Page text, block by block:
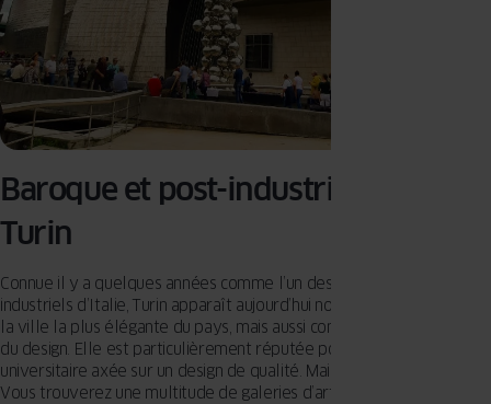
Baroque et post-industrialisme –
Turin
Connue il y a quelques années comme l’un des principaux centres
industriels d’Italie, Turin apparaît aujourd’hui non seulement comme
la ville la plus élégante du pays, mais aussi comme la capitale locale
du design. Elle est particulièrement réputée pour sa communauté
universitaire axée sur un design de qualité. Mais pas seulement !
Vous trouverez une multitude de galeries d’art et de musées dans